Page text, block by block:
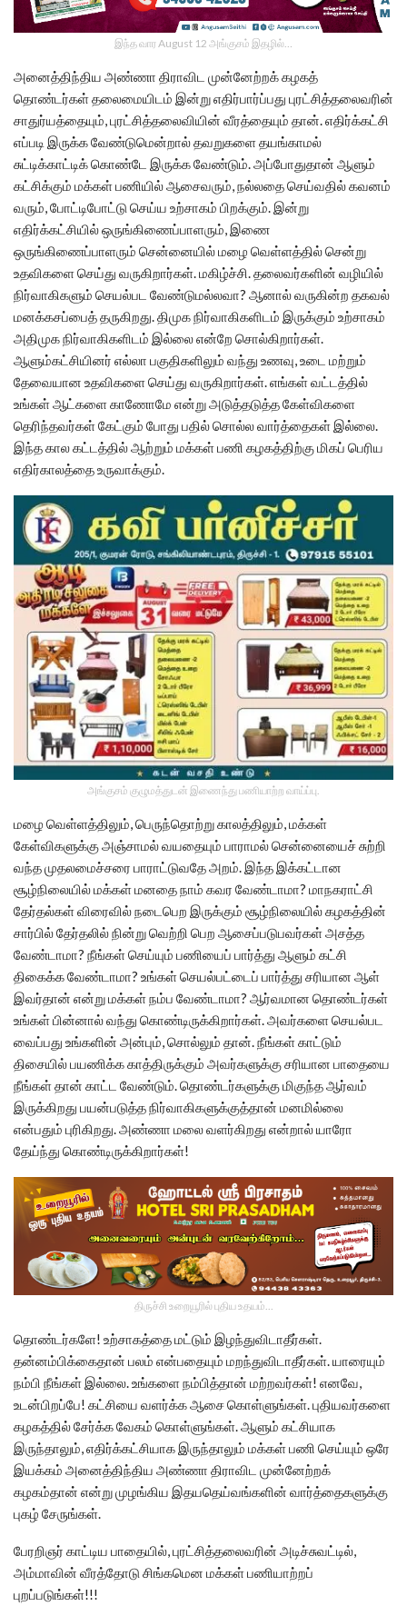
இந்த வார August 12 அங்குசம் இதழில்…
அனைத்திந்திய அண்ணா திராவிட முன்னேற்றக் கழகத்
தொண்டர்கள் தலைமையிடம் இன்று எதிர்பார்ப்பது புரட்சித்தலைவரின்
சாதுர்யத்தையும், புரட்சித்தலைவியின் வீரத்தையும் தான். எதிர்க்கட்சி
எப்படி இருக்க வேண்டுமென்றால் தவறுகளை தயங்காமல்
சுட்டிக்காட்டிக் கொண்டே இருக்க வேண்டும். அப்போதுதான் ஆளும்
கட்சிக்கும் மக்கள் பணியில் ஆசைவரும், நல்லதை செய்வதில் கவனம்
வரும், போட்டிபோட்டு செய்ய உற்சாகம் பிறக்கும். இன்று
எதிர்க்கட்சியில் ஒருங்கிணைப்பாளரும், இணை
ஒருங்கிணைப்பாளரும் சென்னையில் மழை வெள்ளத்தில் சென்று
உதவிகளை செய்து வருகிறார்கள். மகிழ்ச்சி. தலைவர்களின் வழியில்
நிர்வாகிகளும் செயல்பட வேண்டுமல்லவா? ஆனால் வருகின்ற தகவல்
மனக்கசப்பைத் தருகிறது. திமுக நிர்வாகிகளிடம் இருக்கும் உற்சாகம்
அதிமுக நிர்வாகிகளிடம் இல்லை என்றே சொல்கிறார்கள்.
ஆளும்கட்சியினர் எல்லா பகுதிகளிலும் வந்து உணவு, உடை மற்றும்
தேவையான உதவிகளை செய்து வருகிறார்கள். எங்கள் வட்டத்தில்
உங்கள் ஆட்களை காணோமே என்று அடுத்தடுத்த கேள்விகளை
தெரிந்தவர்கள் கேட்கும் போது பதில் சொல்ல வார்த்தைகள் இல்லை.
இந்த கால கட்டத்தில் ஆற்றும் மக்கள் பணி கழகத்திற்கு மிகப் பெரிய
எதிர்காலத்தை உருவாக்கும்.
அங்குசம் குழுமத்துடன் இணைந்து பணியாற்ற வாய்ப்பு.
மழை வெள்ளத்திலும், பெருந்தொற்று காலத்திலும், மக்கள்
கேள்விகளுக்கு அஞ்சாமல் வயதையும் பாராமல் சென்னையைச் சுற்றி
வந்த முதலமைச்சரை பாராட்டுவதே அறம். இந்த இக்கட்டான
சூழ்நிலையில் மக்கள் மனதை நாம் கவர வேண்டாமா? மாநகராட்சி
தேர்தல்கள் விரைவில் நடைபெற இருக்கும் சூழ்நிலையில் கழகத்தின்
சார்பில் தேர்தலில் நின்று வெற்றி பெற ஆசைப்படுபவர்கள் அசத்த
வேண்டாமா? நீங்கள் செய்யும் பணியைப் பார்த்து ஆளும் கட்சி
திகைக்க வேண்டாமா? உங்கள் செயல்பட்டைப் பார்த்து சரியான ஆள்
இவர்தான் என்று மக்கள் நம்ப வேண்டாமா? ஆர்வமான தொண்டர்கள்
உங்கள் பின்னால் வந்து கொண்டிருக்கிறார்கள். அவர்களை செயல்பட
வைப்பது உங்களின் அன்பும், சொல்லும் தான். நீங்கள் காட்டும்
திசையில் பயணிக்க காத்திருக்கும் அவர்களுக்கு சரியான பாதையை
நீங்கள் தான் காட்ட வேண்டும். தொண்டர்களுக்கு மிகுந்த ஆர்வம்
இருக்கிறது பயன்படுத்த நிர்வாகிகளுக்குத்தான் மனமில்லை
என்பதும் புரிகிறது. அண்ணா மலை வளர்கிறது என்றால் யாரோ
தேய்ந்து கொண்டிருக்கிறார்கள்!
திருச்சி உறையூரில் புதிய உதயம்...
தொண்டர்களே! உற்சாகத்தை மட்டும் இழந்துவிடாதீர்கள்.
தன்னம்பிக்கைதான் பலம் என்பதையும் மறந்துவிடாதீர்கள். யாரையும்
நம்பி நீங்கள் இல்லை. உங்களை நம்பித்தான் மற்றவர்கள்! எனவே,
உடன்பிறப்பே! கட்சியை வளர்க்க ஆசை கொள்ளுங்கள். புதியவர்களை
கழகத்தில் சேர்க்க வேகம் கொள்ளுங்கள். ஆளும் கட்சியாக
இருந்தாலும், எதிர்க்கட்சியாக இருந்தாலும் மக்கள் பணி செய்யும் ஒரே
இயக்கம் அனைத்திந்திய அண்ணா திராவிட முன்னேற்றக்
கழகம்தான் என்று முழங்கிய இதயதெய்வங்களின் வார்த்தைகளுக்கு
புகழ் சேருங்கள்.
பேரறிஞர் காட்டிய பாதையில், புரட்சித்தலைவரின் அடிச்சுவட்டில்,
அம்மாவின் வீரத்தோடு சிங்கமென மக்கள் பணியாற்றப்
புறப்படுங்கள்!!!